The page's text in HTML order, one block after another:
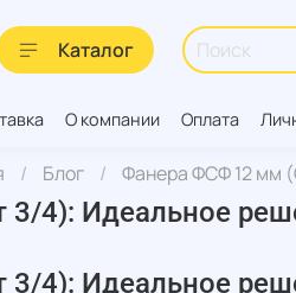
Каталог
О компании Оплата
Блог Фанера ФСФ 12 мм
4): Идеальное
4): Идеальное